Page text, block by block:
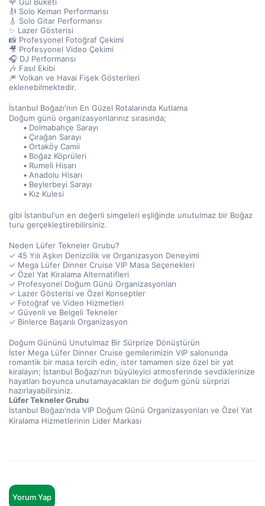
🎻 Solo Keman Performansı
🎸 Solo Gitar Performansı
✨ Lazer Gösterisi
📸 Profesyonel Fotoğraf Çekimi
🎥 Profesyonel Video Çekimi
🎧 DJ Performansı
🎶 Fasıl Ekibi
🎆 Volkan ve Havai Fişek Gösterileri
eklenebilmektedir.
İstanbul Boğazı'nın En Güzel Rotalarında Kutlama
Doğum günü organizasyonlarınız sırasında;
Dolmabahçe Sarayı
Çırağan Sarayı
Ortaköy Camii
Boğaz Köprüleri
Rumeli Hisarı
Anadolu Hisarı
Beylerbeyi Sarayı
Kız Kulesi
gibi İstanbul'un en değerli simgeleri eşliğinde unutulmaz bir Boğaz
turu gerçekleştirebilirsiniz.
Neden Lüfer Tekneler Grubu?
✓ 45 Yılı Aşkın Denizcilik ve Organizasyon Deneyimi
✓ Mega Lüfer Dinner Cruise VIP Masa Seçenekleri
✓ Özel Yat Kiralama Alternatifleri
✓ Profesyonel Doğum Günü Organizasyonları
✓ Lazer Gösterisi ve Özel Konseptler
✓ Fotoğraf ve Video Hizmetleri
✓ Güvenli ve Belgeli Tekneler
✓ Binlerce Başarılı Organizasyon
Doğum Gününü Unutulmaz Bir Sürprize Dönüştürün
İster Mega Lüfer Dinner Cruise gemilerimizin VIP salonunda
romantik bir masa tercih edin, ister tamamen size özel bir yat
kiralayın; İstanbul Boğazı'nın büyüleyici atmosferinde sevdiklerinize
hayatları boyunca unutamayacakları bir doğum günü sürprizi
hazırlayabilirsiniz.
Lüfer Tekneler Grubu
İstanbul Boğazı'nda VIP Doğum Günü Organizasyonları ve Özel Yat
Kiralama Hizmetlerinin Lider Markası
Yorum Yap